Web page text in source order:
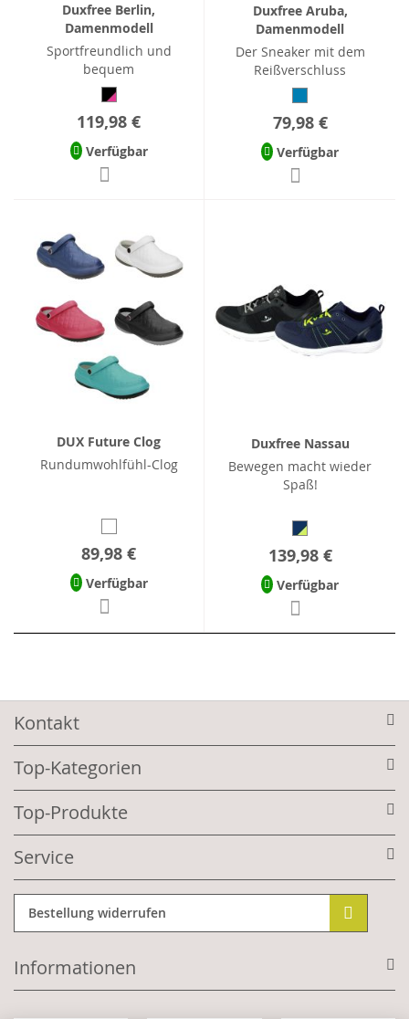
Duxfree Berlin,
Damenmodell
Sportfreundlich und
bequem
119,98 €
Verfügbar
Duxfree Aruba,
Damenmodell
Der Sneaker mit dem
Reißverschluss
79,98 €
Verfügbar
DUX Future Clog
Rundumwohlfühl-Clog
89,98 €
Verfügbar
Duxfree Nassau
Bewegen macht wieder
Spaß!
139,98 €
Verfügbar
Kontakt
Top-Kategorien
Top-Produkte
Service
Bestellung widerrufen
Informationen